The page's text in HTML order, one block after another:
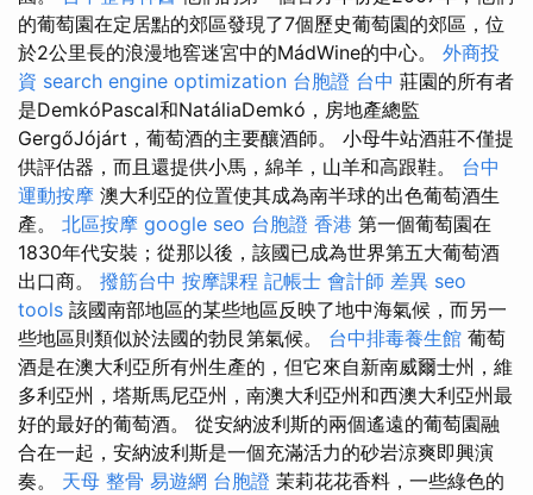
的葡萄園在定居點的郊區發現了7個歷史葡萄園的郊區，位
於2公里長的浪漫地窖迷宮中的MádWine的中心。 外商投
資 search engine optimization 台胞證 台中 莊園的所有者
是DemkóPascal和NatáliaDemkó，房地產總監
GergőJójárt，葡萄酒的主要釀酒師。 小母牛站酒莊不僅提
供評估器，而且還提供小馬，綿羊，山羊和高跟鞋。 台中
運動按摩 澳大利亞的位置使其成為南半球的出色葡萄酒生
產。 北區按摩 google seo 台胞證 香港 第一個葡萄園在
1830年代安裝；從那以後，該國已成為世界第五大葡萄酒
出口商。 撥筋台中 按摩課程 記帳士 會計師 差異 seo
tools 該國南部地區的某些地區反映了地中海氣候，而另一
些地區則類似於法國的勃艮第氣候。 台中排毒養生館 葡萄
酒是在澳大利亞所有州生產的，但它來自新南威爾士州，維
多利亞州，塔斯馬尼亞州，南澳大利亞州和西澳大利亞州最
好的最好的葡萄酒。 從安納波利斯的兩個遙遠的葡萄園融
合在一起，安納波利斯是一個充滿活力的砂岩涼爽即興演
奏。 天母 整骨 易遊網 台胞證 茉莉花花香料，一些綠色的